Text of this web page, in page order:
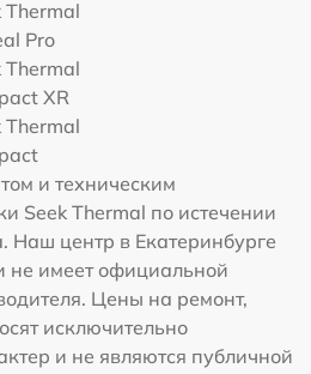
Thermal
Pro
Thermal
XR
Thermal
и техническим
Seek Thermal по истечении
Наш центр в Екатеринбурге
не имеет официальной
Цены на ремонт,
исключительно
и не являются публичной